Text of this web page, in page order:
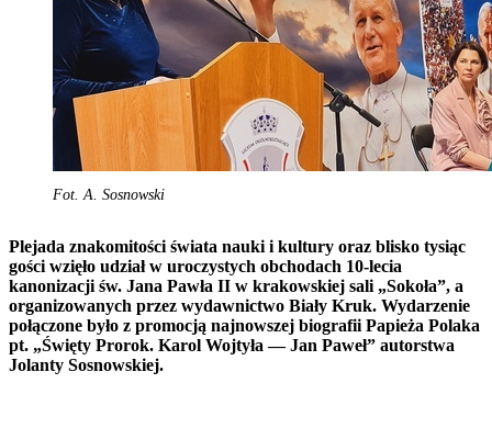
Fot. A. Sosnowski
Plejada znakomitości świata nauki i kultury oraz blisko tysiąc
gości wzięło udział w uroczystych obchodach 10-lecia
kanonizacji św. Jana Pawła II w krakowskiej sali „Sokoła”, a
organizowanych przez wydawnictwo Biały Kruk. Wydarzenie
połączone było z promocją najnowszej biografii Papieża Polaka
pt. „Święty Prorok. Karol Wojtyła — Jan Paweł” autorstwa
Jolanty Sosnowskiej.